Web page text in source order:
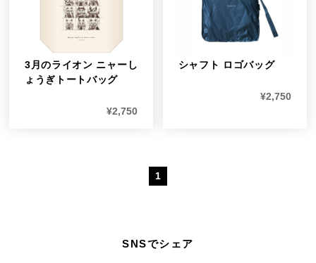
3月のライオン ニャーし
ょうぎトートバッグ
¥2,750
シャフト ロゴバッグ
¥2,750
1
SNSでシェア